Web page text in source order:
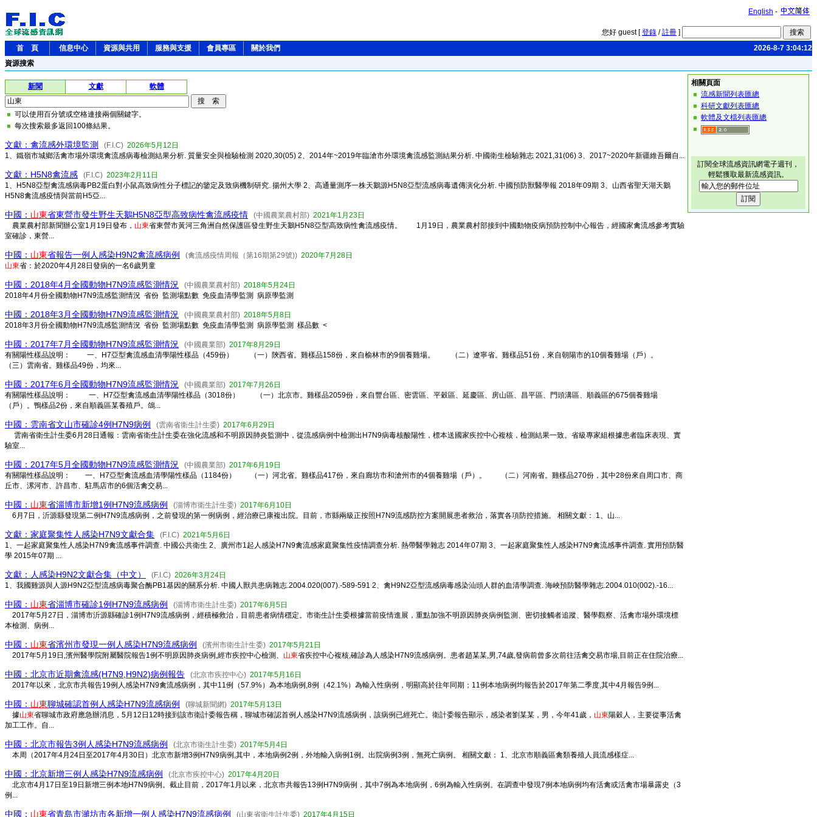
English -
您好 guest [登錄 /註冊 ]
首 頁
信息中心 資源與共用 服務與支援 會員專區 關於我們
2026-8-7 3:04:12
資源搜索
新聞 文獻 軟體
可以使用百分號或空格連接兩個關鍵字。
每次搜索最多返回100條結果。
文獻：禽流感外環境監測 (F.I.C) 2026年5月12日
1、鐵嶺市城鄉活禽市場外環境禽流感病毒檢測結果分析. 質量安全與檢驗檢測 2020,30(05) 2、2014年~2019年臨滄市外環境禽流感監測結果分析. 中國衛生檢驗雜志 2021,31(06) 3、2017~2020年新疆維吾爾自...
文獻：H5N8禽流感 (F.I.C) 2023年2月11日
1、H5N8亞型禽流感病毒PB2蛋白對小鼠高致病性分子標記的鑒定及致病機制研究. 揚州大學 2、高通量測序一株天鵝源H5N8亞型流感病毒遺傳演化分析. 中國預防獸醫學報 2018年09期 3、山西省聖天湖天鵝
H5N8禽流感疫情與當前H5亞...
中國： 山東省東營市發生野生天鵝H5N8亞型高致病性禽流感疫情 (中國農業農村部) 2021年1月23日
農業農村部新聞辦公室1月19日發布， 山東省東營市黃河三角洲自然保護區發生野生天鵝H5N8亞型高致病性禽流感疫情。 1月19日，農業農村部接到中國動物疫病預防控制中心報告，經國家禽流感參考實驗
室確診，東營...
中國： 山東省報告一例人感染H9N2禽流感病例 (禽流感疫情周報（第16期第29號)) 2020年7月28日
山東省：於2020年4月28日發病的一名6歲男童
中國：2018年4月全國動物H7N9流感監測情況 (中國農業農村部) 2018年5月24日
2018年4月份全國動物H7N9流感監測情況 省份 監測場點數 免疫血清學監測 病原學監測
中國：2018年3月全國動物H7N9流感監測情況 (中國農業農村部) 2018年5月8日
2018年3月份全國動物H7N9流感監測情況 省份 監測場點數 免疫血清學監測 病原學監測 樣品數 <
中國：2017年7月全國動物H7N9流感監測情況 (中國農業部) 2017年8月29日
有關陽性樣品說明： 一、H7亞型禽流感血清學陽性樣品（459份） （一）陝西省。雞樣品158份，來自榆林市的9個養雞場。 （二）遼寧省。雞樣品51份，來自朝陽市的10個養雞場（戶）。
（三）雲南省。雞樣品49份，均來...
中國：2017年6月全國動物H7N9流感監測情況 (中國農業部) 2017年7月26日
有關陽性樣品說明： 一、H7亞型禽流感血清學陽性樣品（3018份） （一）北京市。雞樣品2059份，來自豐台區、密雲區、平穀區、延慶區、房山區、昌平區、門頭溝區、順義區的675個養雞場
（戶）。鴨樣品2份，來自順義區某養殖戶。鴿...
中國：雲南省文山市確診4例H7N9病例 (雲南省衛生計生委) 2017年6月29日
雲南省衛生計生委6月28日通報：雲南省衛生計生委在強化流感和不明原因肺炎監測中，從流感病例中檢測出H7N9病毒核酸陽性，標本送國家疾控中心複核，檢測結果一致。省級專家組根據患者臨床表現、實
驗室...
中國：2017年5月全國動物H7N9流感監測情況 (中國農業部) 2017年6月19日
有關陽性樣品說明： 一、H7亞型禽流感血清學陽性樣品（1184份） （一）河北省。雞樣品417份，來自廊坊市和滄州市的4個養雞場（戶）。 （二）河南省。雞樣品270份，其中28份來自周口市、商
丘市、漯河市、許昌市、駐馬店市的6個活禽交易...
中國： 山東省淄博市新增1例H7N9流感病例 (淄博市衛生計生委) 2017年6月10日
6月7日，沂源縣發現第二例H7N9流感病例，之前發現的第一例病例，經治療已康複出院。目前，市縣兩級正按照H7N9流感防控方案開展患者救治，落實各項防控措施。 相關文獻： 1、山...
文獻：家庭聚集性人感染H7N9文獻合集 (F.I.C) 2021年5月6日
1、一起家庭聚集性人感染H7N9禽流感事件調查. 中國公共衛生 2、廣州市1起人感染H7N9禽流感家庭聚集性疫情調查分析. 熱帶醫學雜志 2014年07期 3、一起家庭聚集性人感染H7N9禽流感事件調查. 實用預防醫
學 2015年07期 ...
文獻：人感染H9N2文獻合集（中文） (F.I.C) 2026年3月24日
1、我國雞源與人源H9N2亞型流感病毒聚合酶PB1基因的關系分析. 中國人獸共患病雜志.2004.020(007).-589-591 2、禽H9N2亞型流感病毒感染汕頭人群的血清學調查. 海峽預防醫學雜志.2004.010(002).-16...
中國： 山東省淄博市確診1例H7N9流感病例 (淄博市衛生計生委) 2017年6月5日
2017年5月27日，淄博市沂源縣確診1例H7N9流感病例，經積極救治，目前患者病情穩定。市衛生計生委根據當前疫情進展，重點加強不明原因肺炎病例監測、密切接觸者追蹤、醫學觀察、活禽市場外環境標
本檢測、病例...
中國： 山東省濱州市發現一例人感染H7N9流感病例 (濱州市衛生計生委) 2017年5月21日
2017年5月19日,濱州醫學院附屬醫院報告1例不明原因肺炎病例,經市疾控中心檢測、 山東省疾控中心複核,確診為人感染H7N9流感病例。患者趙某某,男,74歲,發病前曾多次前往活禽交易市場,目前正在住院治療...
中國：北京市近期禽流感(H7N9,H9N2)病例報告 (北京市疾控中心) 2017年5月16日
2017年以來，北京市共報告19例人感染H7N9禽流感病例，其中11例（57.9%）為本地病例,8例（42.1%）為輸入性病例，明顯高於往年同期；11例本地病例均報告於2017年第二季度,其中4月報告9例...
中國： 山東聊城確認首例人感染H7N9流感病例 (聊城新聞網) 2017年5月13日
據山東省聊城市政府應急辦消息，5月12日12時接到該市衛計委報告稱，聊城市確認首例人感染H7N9流感病例，該病例已經死亡。衛計委報告顯示，感染者劉某某，男，今年41歲， 山東陽穀人，主要從事活禽
加工工作。自...
中國：北京市報告3例人感染H7N9流感病例 (北京市衛生計生委) 2017年5月4日
本周（2017年4月24日至2017年4月30日）北京市新增3例H7N9病例,其中，本地病例2例，外地輸入病例1例。出院病例3例，無死亡病例。 相關文獻： 1、北京市順義區禽類養殖人員流感樣症...
中國：北京新增三例人感染H7N9流感病例 (北京市疾控中心) 2017年4月20日
北京市4月17日至19日新增三例本地H7N9病例。截止目前，2017年1月以來，北京市共報告13例H7N9病例，其中7例為本地病例，6例為輸入性病例。在調查中發現7例本地病例均有活禽或活禽市場暴露史（3
例...
中國： 山東省青島市濰坊市各新增一例人感染H7N9流感病例 (山東省衛生計生委) 2017年4月15日
相關頁面
流感新聞列表匯總
科研文獻列表匯總
軟體及文檔列表匯總
訂閱全球流感資訊網電子週刊，
輕鬆獲取最新流感資訊。